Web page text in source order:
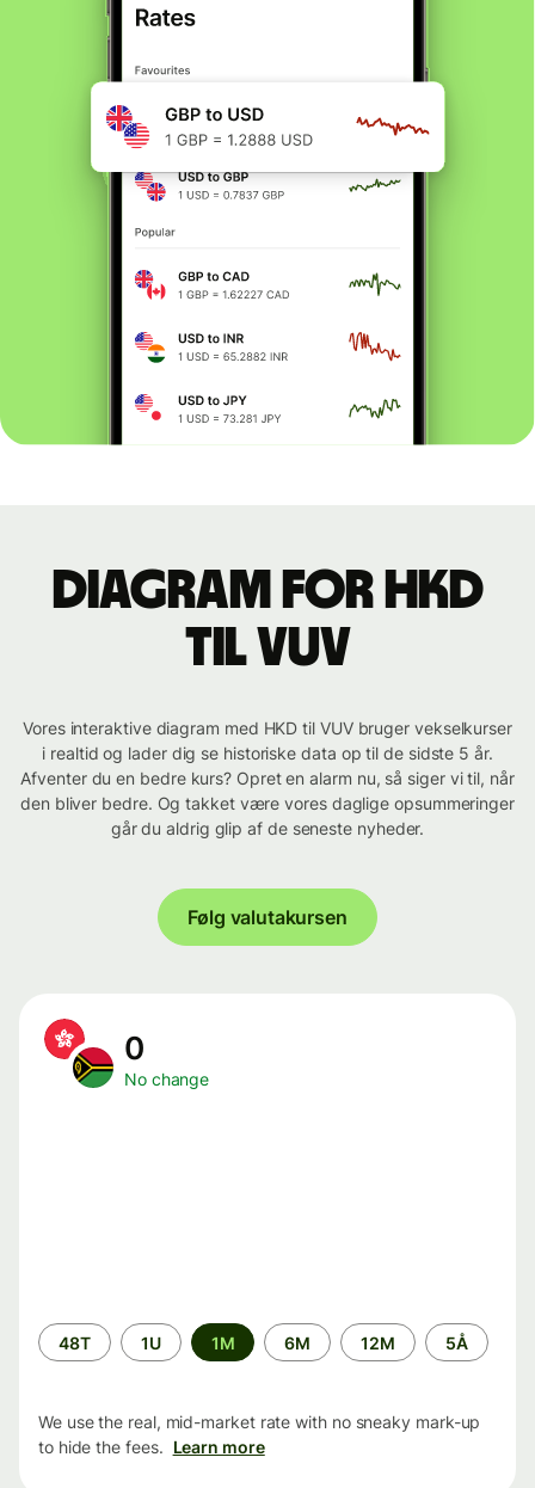
Diagram for HKD
til VUV
Vores interaktive diagram med HKD til VUV bruger vekselkurser
i realtid og lader dig se historiske data op til de sidste 5 år.
Afventer du en bedre kurs? Opret en alarm nu, så siger vi til, når
den bliver bedre. Og takket være vores daglige opsummeringer
går du aldrig glip af de seneste nyheder.
Følg valutakursen
0
No change
Time
period
48T 1U 1M 6M 12M 5Å
We use the real, mid-market rate with no sneaky mark-up
to hide the fees. Learn more